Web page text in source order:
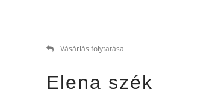
Vásárlás folytatása
Elena szék